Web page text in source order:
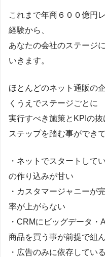
これまで年商６００億円
経験から、
あなたの会社のステージ
いきます。
ほとんどのネット通販の
くうえでステージごとに
実行すべき施策とKPIの
ステップを踏む事ができ
・ネットでスタートして
の作り込みが甘い
・カスタマージャニーが
率が上がらない
・CRMにビッグデータ
商品を買う事が前提で組
・広告のみに依存してい